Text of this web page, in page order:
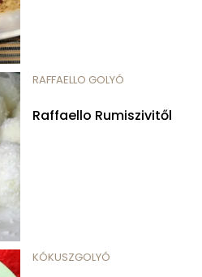
RAFFAELLO GOLYÓ
Raffaello Rumiszivitől
KÓKUSZGOLYÓ